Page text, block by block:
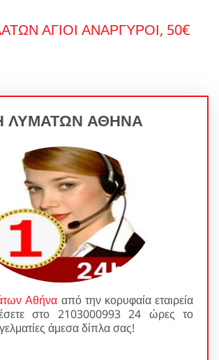
ΑΓΙΟΙ ΑΝΑΡΓΥΡΟΙ, 50€
ΛΥΜΑΤΩΝ ΑΘΗΝΑ
Αθήνα από την κορυφαία εταιρεία
στο 2103000993 24 ώρες το
άμεσα δίπλα σας!